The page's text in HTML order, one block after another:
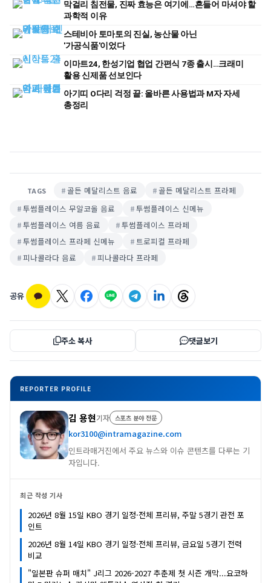
막걸리 침전물, 진짜 효능은 여기에…흔들어 마셔야 할
과학적 이유
스테비아 토마토의 진실, 농산물 아닌
'가공식품'이었다
이마트24, 한성기업 협업 간편식 7종 출시…크래미
활용 신제품 선보인다
아기띠 O다리 걱정 끝: 올바른 사용법과 M자 자세
총정리
TAGS 골든 메달리스트 음료
골든 메달리스트 프라페
투썸플레이스 무알코올 음료
투썸플레이스 신메뉴
투썸플레이스 여름 음료
투썸플레이스 프라페
투썸플레이스 프라페 신메뉴
트로피컬 프라페
피나콜라다 음료
피나콜라다 프라페
공유
주소 복사 댓글보기
REPORTER PROFILE
김 용현기자 스포츠 분야 전문
kor3100@intramagazine.com
인트라매거진에서 주요 뉴스와 이슈 콘텐츠를 다루는 기
자입니다.
최근 작성 기사
2026년 8월 15일 KBO 경기 일정·전체 프리뷰, 주말 5경기 관전 포
인트
2026년 8월 14일 KBO 경기 일정·전체 프리뷰, 금요일 5경기 전력
비교
"일본판 슈퍼 매치" J리그 2026-2027 추춘제 첫 시즌 개막...요코하